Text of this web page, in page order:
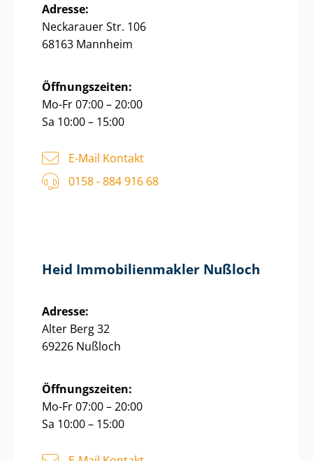
Adresse:
Neckarauer Str. 106
68163 Mannheim
Öffnungszeiten:
Mo-Fr 07:00 – 20:00
Sa 10:00 – 15:00
E-Mail Kontakt
0158 - 884 916 68
Heid Im­mo­bi­li­en­mak­ler Nußloch
Adresse:
Alter Berg 32
69226 Nußloch
Öffnungszeiten:
Mo-Fr 07:00 – 20:00
Sa 10:00 – 15:00